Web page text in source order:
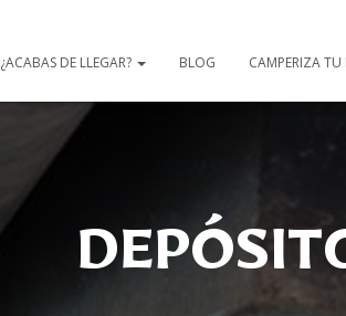
¿ACABAS DE LLEGAR? BLOG CAMPERIZA TU